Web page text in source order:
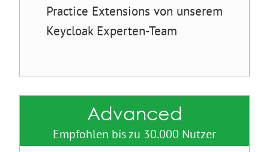
Practice Extensions von unserem
Keycloak Experten-Team
Advanced
Empfohlen bis zu 30.000 Nutzer